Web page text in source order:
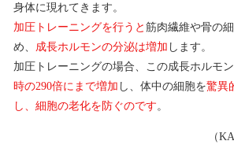
身体に現れてきます。
加圧トレーニングを行うと 筋肉繊維や骨の
め、 成長ホルモンの分泌は増加 します。
加圧トレーニングの場合、この成長ホルモン
時の290倍にまで増加 し、体中の細胞を驚異
し、細胞の老化を防ぐのです。
（